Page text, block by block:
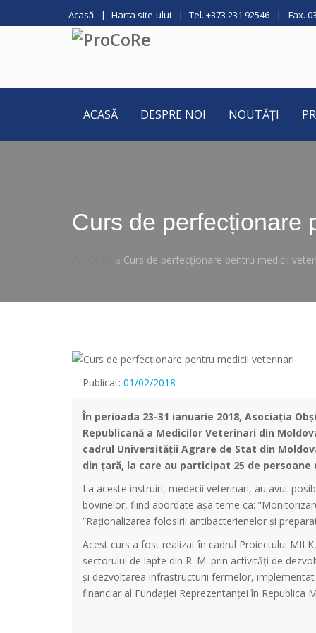
Acasă Harta site-ului Tel. +373 231 92546 Fax.
ACASĂ DESPRE NOI NOUTĂȚI
Curs de perfecționare
Curs de perfecționare pentru medicii
Publicat: 01/02/2018
În perioada 23-31 ianuarie 2018, Asociația
Republicană a Medicilor Veterinari din
cadrul Universității Agrare de Stat din
din țară, la care au participat 25 de persoane
La aceste instruiri, medecii veterinari, au avut
bovinelor, fiind abordate așa teme ca:
”Raţionalizarea folosirii antibacterienelor şi
Acest curs a fost realizat în cadrul Proiectului
sectorului de lapte din R. M. prin activități de
și dezvoltarea infrastructurii fermelor,
financiar al Fundației Reprezentanței în Republica